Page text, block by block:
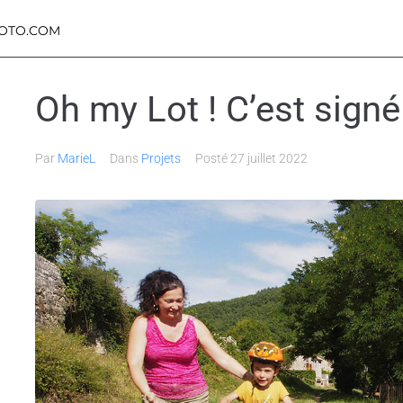
Oh my Lot ! C’est
Par MarieL Dans Projets Posté 27 juillet 2022